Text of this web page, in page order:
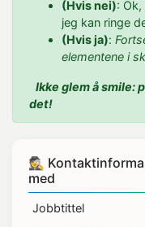
(Hvis nei):
jeg kan ringe
(Hvis ja):
elementene i
Ikke glem å smile:
det!
🕵
med
Jobbtittel